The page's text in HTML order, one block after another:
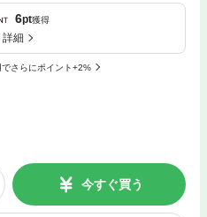
6pt獲得
細
さらにポイント+2%
今すぐ買う